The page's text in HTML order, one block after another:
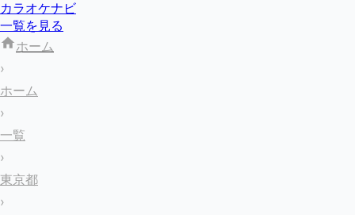
カラオケナビ
一覧を見る
ホーム
›
ホーム
›
一覧
›
東京都
›